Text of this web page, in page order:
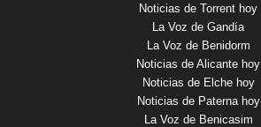
Noticias de Torrent hoy
La Voz de Gandía
La Voz de Benidorm
Noticias de Alicante hoy
Noticias de Elche hoy
Noticias de Paterna hoy
La Voz de Benicasim